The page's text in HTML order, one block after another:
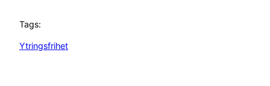
Tags:
Ytringsfrihet